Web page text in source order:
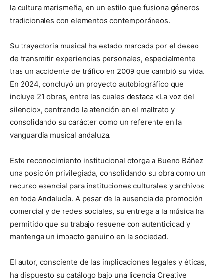
la cultura marismeña, en un estilo que fusiona géneros
tradicionales con elementos contemporáneos.
Su trayectoria musical ha estado marcada por el deseo
de transmitir experiencias personales, especialmente
tras un accidente de tráfico en 2009 que cambió su vida.
En 2024, concluyó un proyecto autobiográfico que
incluye 21 obras, entre las cuales destaca «La voz del
silencio», centrando la atención en el maltrato y
consolidando su carácter como un referente en la
vanguardia musical andaluza.
Este reconocimiento institucional otorga a Bueno Báñez
una posición privilegiada, consolidando su obra como un
recurso esencial para instituciones culturales y archivos
en toda Andalucía. A pesar de la ausencia de promoción
comercial y de redes sociales, su entrega a la música ha
permitido que su trabajo resuene con autenticidad y
mantenga un impacto genuino en la sociedad.
El autor, consciente de las implicaciones legales y éticas,
ha dispuesto su catálogo bajo una licencia Creative